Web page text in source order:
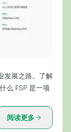
发展之路。了解
么 FSP 是一项
阅读更多